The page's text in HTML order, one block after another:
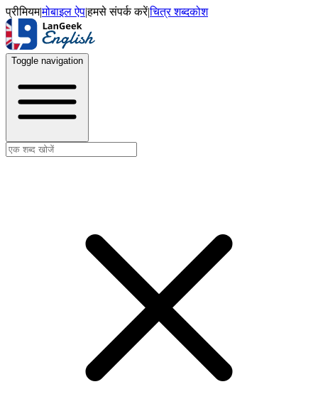
प्रीमियम|मोबाइल ऐप|हमसे संपर्क करें|चित्र शब्दकोश
Toggle navigation